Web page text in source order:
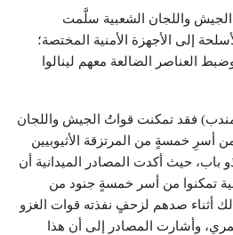
واللجان الشعبية سلَّمت
إلى الأجهزة الأمنية المختصة؛
العناصر الضالعة معهم لينالوا
فقد تمكنت قواتُ الجيش واللجان
الاثنين 18 يناير من أسرِ خمسةٍ من المرتزقة الأثيوبيين
باب، حيث أكدت المصادر الميدانية أن
تمكنوا من أسر خمسةٍ جنود من
أثناء صدهم لزحفٍ نفذته قوات الغزو
وأشارت المصادر إلى أن هذا